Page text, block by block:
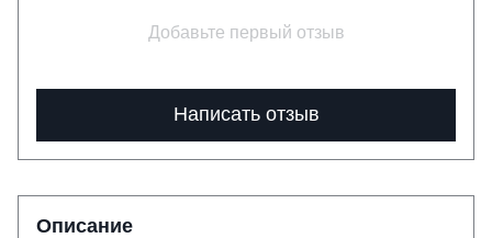
Добавьте первый отзыв
Написать отзыв
Описание